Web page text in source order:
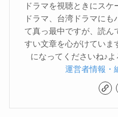
ドラマを視聴ときにス
ドラマ、台湾ドラマに
て真っ最中ですが、読ん
すい文章を心がけていま
になってくださいね♪よ
運営者情報・